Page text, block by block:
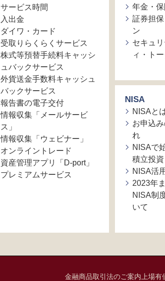
サービス時間
入出金
ダイワ・カード
受取りらくらくサービス
株式等預替手続料キャッシ
ュバックサービス
外貨送金手数料キャッシュ
バックサービス
報告書の電子交付
情報収集「メールサービ
ス」
情報収集「ウェビナー」
オンライントレード
資産管理アプリ「D-port」
プレミアムサービス
年金・
証券担
ン
セキュ
ィ・ト
NISA
NISAと
お申込
れ
NISAで
積立投資
NISA活
2023年
NISA制
いて
金融商品取引法のご案内 上場